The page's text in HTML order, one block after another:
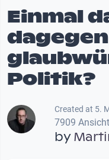
Einmal
Politik?
Created at 5.
7909
by